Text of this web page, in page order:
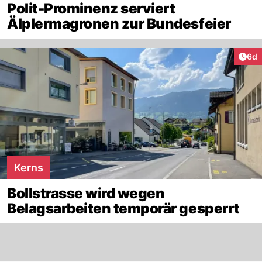
Polit-Prominenz serviert
Älplermagronen zur Bundesfeier
6d
Kerns
Bollstrasse wird wegen
Belagsarbeiten temporär gesperrt